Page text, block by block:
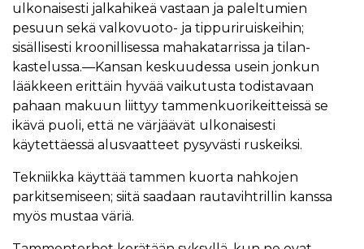
ulkonaisesti jalkahikeä vastaan ja paleltumien
pesuun sekä valkovuoto- ja tippuriruiskeihin;
sisällisesti kroonillisessa mahakatarrissa ja tilan-
kastelussa.—Kansan keskuudessa usein jonkun
lääkkeen erittäin hyvää vaikutusta todistavaan
pahaan makuun liittyy tammenkuorikeitteissä se
ikävä puoli, että ne värjäävät ulkonaisesti
käytettäessä alusvaatteet pysyvästi ruskeiksi.
Tekniikka käyttää tammen kuorta nahkojen
parkitsemiseen; siitä saadaan rautavihtrillin kanssa
myös mustaa väriä.